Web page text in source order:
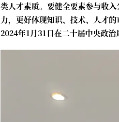
类人才素质。要健全要素参与收
力，更好体现知识、技术、人才
2024年1月31日在二十届中央政治